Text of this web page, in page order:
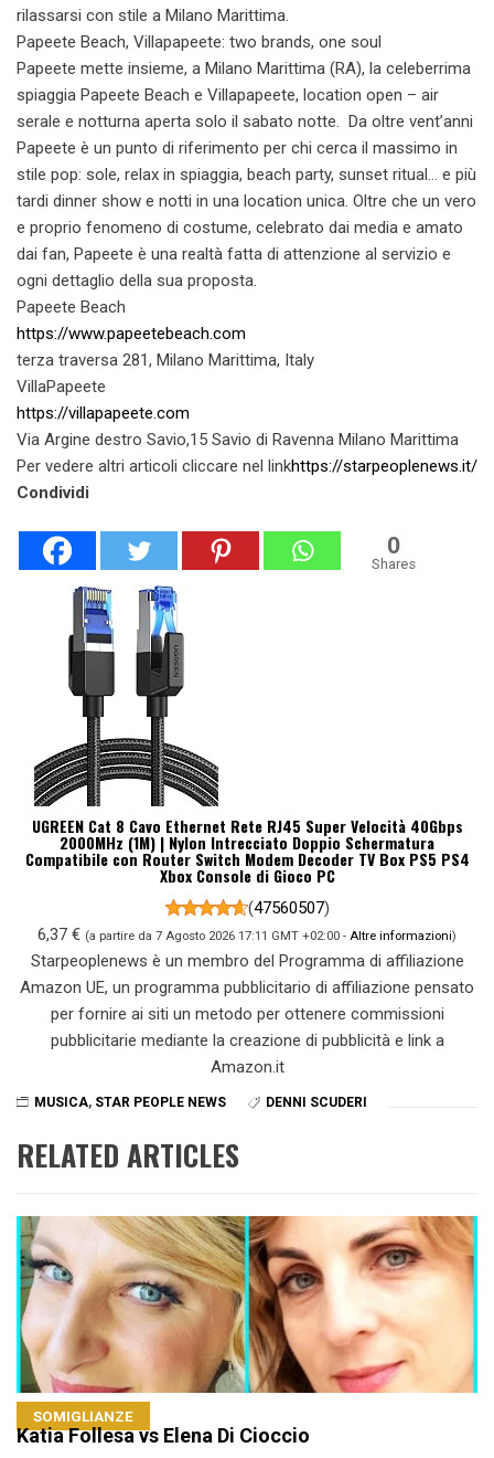
rilassarsi con stile a Milano Marittima.
Papeete Beach, Villapapeete: two brands, one soul
Papeete mette insieme, a Milano Marittima (RA), la celeberrima
spiaggia Papeete Beach e Villapapeete, location open – air
serale e notturna aperta solo il sabato notte. Da oltre vent’anni
Papeete è un punto di riferimento per chi cerca il massimo in
stile pop: sole, relax in spiaggia, beach party, sunset ritual… e più
tardi dinner show e notti in una location unica. Oltre che un vero
e proprio fenomeno di costume, celebrato dai media e amato
dai fan, Papeete è una realtà fatta di attenzione al servizio e
ogni dettaglio della sua proposta.
Papeete Beach
https://www.papeetebeach.com
terza traversa 281, Milano Marittima, Italy
VillaPapeete
https://villapapeete.com
Via Argine destro Savio,15 Savio di Ravenna Milano Marittima
Per vedere altri articoli cliccare nel linkhttps://starpeoplenews.it/
Condividi
0
Shares
UGREEN Cat 8 Cavo Ethernet Rete RJ45 Super Velocità 40Gbps
2000MHz (1M) | Nylon Intrecciato Doppio Schermatura
Compatibile con Router Switch Modem Decoder TV Box PS5 PS4
Xbox Console di Gioco PC
(47560507)
6,37 € (a partire da 7 Agosto 2026 17:11 GMT +02:00 - Altre informazioni)
Starpeoplenews è un membro del Programma di affiliazione
Amazon UE, un programma pubblicitario di affiliazione pensato
per fornire ai siti un metodo per ottenere commissioni
pubblicitarie mediante la creazione di pubblicità e link a
Amazon.it
MUSICA, STAR PEOPLE NEWS DENNI SCUDERI
RELATED ARTICLES
SOMIGLIANZE
Katia Follesa vs Elena Di Cioccio